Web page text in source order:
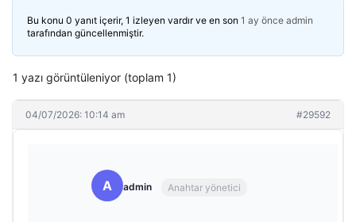
Bu konu 0 yanıt içerir, 1 izleyen vardır ve en son 1 ay önce admin
tarafından güncellenmiştir.
1 yazı görüntüleniyor (toplam 1)
04/07/2026: 10:14 am #29592
A admin Anahtar yönetici